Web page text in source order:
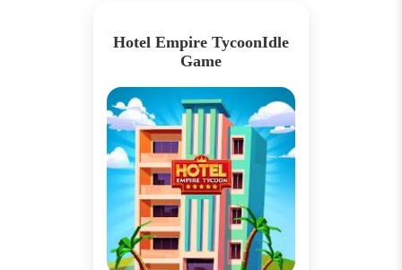
Hotel Empire TycoonIdle
Game